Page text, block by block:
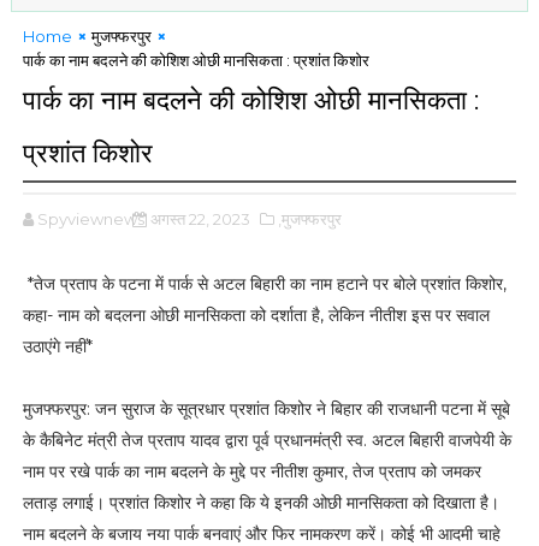
Home
मुजफ्फरपुर
पार्क का नाम बदलने की कोशिश ओछी मानसिकता : प्रशांत किशोर
पार्क का नाम बदलने की कोशिश ओछी मानसिकता :
प्रशांत किशोर
Spyviewnews अगस्त 22, 2023 ,मुजफ्फरपुर
*तेज प्रताप के पटना में पार्क से अटल बिहारी का नाम हटाने पर बोले प्रशांत किशोर,
कहा- नाम को बदलना ओछी मानसिकता को दर्शाता है, लेकिन नीतीश इस पर सवाल
उठाएंगे नहीं*
मुजफ्फरपुर: जन सुराज के सूत्रधार प्रशांत किशोर ने बिहार की राजधानी पटना में सूबे
के कैबिनेट मंत्री तेज प्रताप यादव द्वारा पूर्व प्रधानमंत्री स्व. अटल बिहारी वाजपेयी के
नाम पर रखे पार्क का नाम बदलने के मुद्दे पर नीतीश कुमार, तेज प्रताप को जमकर
लताड़ लगाई। प्रशांत किशोर ने कहा कि ये इनकी ओछी मानसिकता को दिखाता है।
नाम बदलने के बजाय नया पार्क बनवाएं और फिर नामकरण करें। कोई भी आदमी चाहे